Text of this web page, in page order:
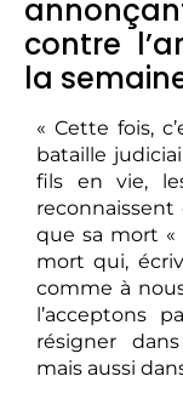
contre
la
« Cette fois,
bataille
fils en vie,
que sa mort «
mort qui,
comme à
l’acceptons
résigner
mais aussi